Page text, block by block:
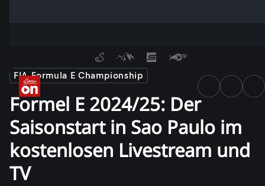
FIA Formula E Championship
Formel E 2024/25: Der
Saisonstart in Sao Paulo im
kostenlosen Livestream und
TV